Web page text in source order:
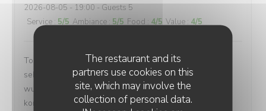
The restaurant and its
partners use cookies on this
site, which may involve the
collection of personal data.
2026-08-05 - 19:00 - Guests 5
Service : 5/5 Ambiance : 5/5 Food : 4/5 Value : 4/5
Tolle Lage direkt am Meer. Leckeres Essen. Bedienung
sehr freundlich. Preise sind ok und aufgrund des
wunderschönen Ambiente durchaus angemessen. Wir
kommen gerne wieder.